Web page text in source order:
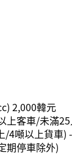
2,000韓元
上客車/未滿
/4噸以上貨車
期停車除外)